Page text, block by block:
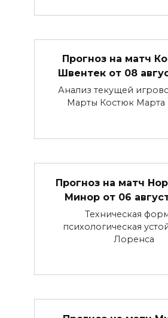
Прогноз на матч
Швентек от 08
Анализ текущей
Марты Костюк Марта
Прогноз на матч
Минор от 06
Техническая
психологическая
Лоренса